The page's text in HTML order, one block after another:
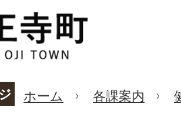
ホーム 各課案内